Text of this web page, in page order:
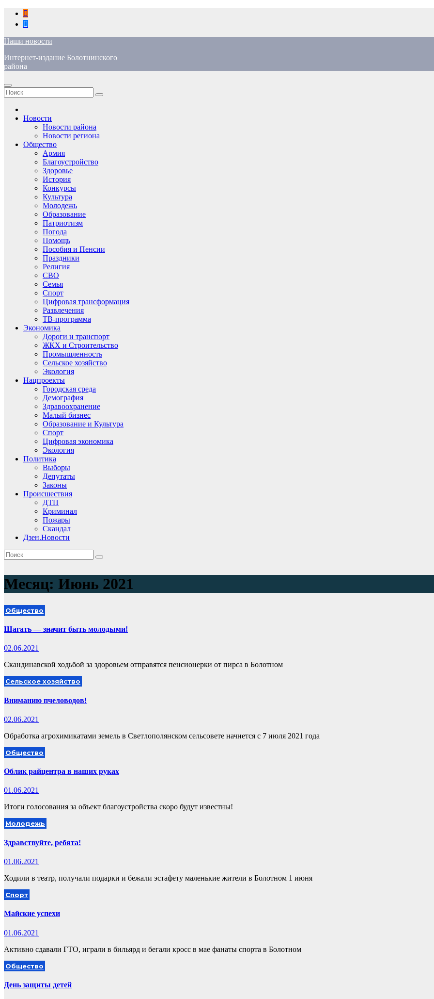
Перейти
содержимому
Наши новости
Интернет-издание Болотнинского
района
Новости
Новости района
Новости региона
Общество
Армия
Благоустройство
Здоровье
История
Конкурсы
Культура
Молодежь
Образование
Патриотизм
Погода
Помощь
Пособия и Пенсии
Праздники
Религия
СВО
Семья
Спорт
Цифровая трансформация
Развлечения
ТВ-программа
Экономика
Дороги и транспорт
ЖКХ и Строительство
Промышленность
Сельское хозяйство
Экология
Нацпроекты
Городская среда
Демография
Здравоохранение
Малый бизнес
Образование и Культура
Спорт
Цифровая экономика
Экология
Политика
Выборы
Депутаты
Законы
Происшествия
ДТП
Криминал
Пожары
Скандал
Дзен.Новости
Месяц: Июнь 2021
Общество
Шагать — значит быть молодыми!
02.06.2021
Скандинавской ходьбой за здоровьем отправятся пенсионерки от пирса в Болотном
Сельское хозяйство
Вниманию пчеловодов!
02.06.2021
Обработка агрохимикатами земель в Светлополянском сельсовете начнется с 7 июля 2021 года
Общество
Облик райцентра в наших руках
01.06.2021
Итоги голосования за объект благоустройства скоро будут известны!
Молодежь
Здравствуйте, ребята!
01.06.2021
Ходили в театр, получали подарки и бежали эстафету маленькие жители в Болотном 1 июня
Спорт
Майские успехи
01.06.2021
Активно сдавали ГТО, играли в бильярд и бегали кросс в мае фанаты спорта в Болотном
Общество
День защиты детей